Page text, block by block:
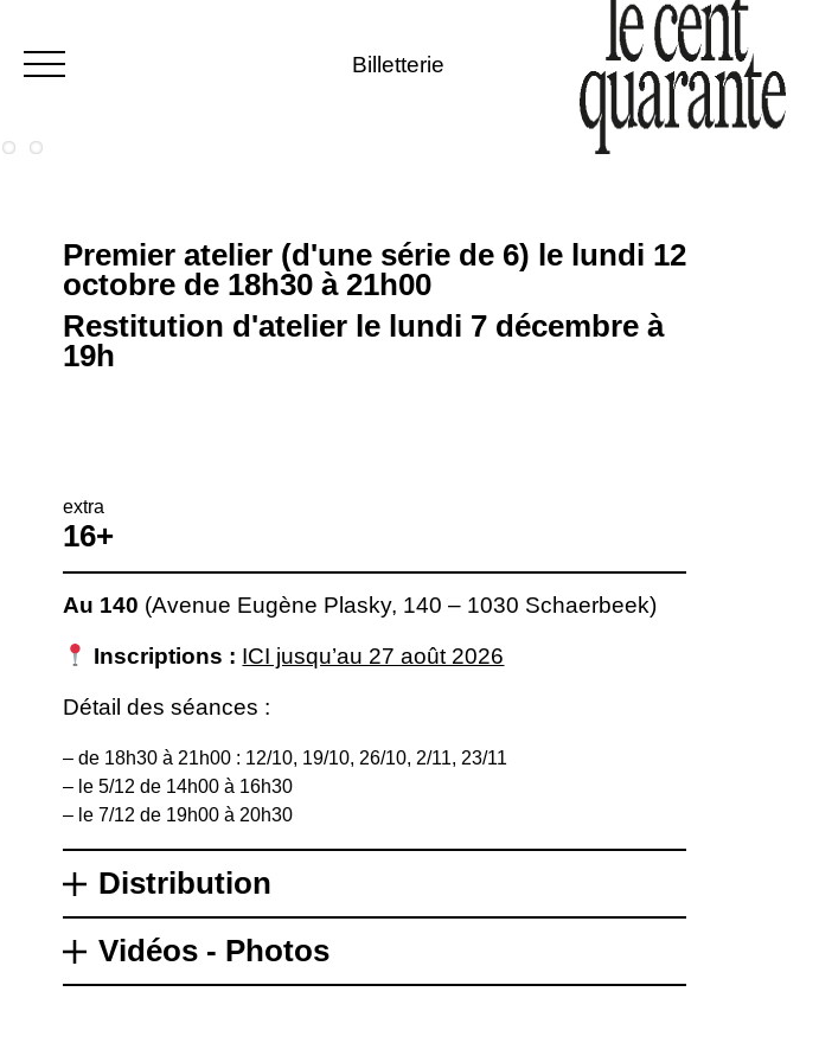
Billetterie
Premier atelier (d'une série de 6) le lundi 12
octobre de 18h30 à 21h00
Restitution d'atelier le lundi 7 décembre à
19h
extra
16+
Au 140 (Avenue Eugène Plasky, 140 – 1030 Schaerbeek)
Inscriptions : ICI jusqu’au 27 août 2026
Détail des séances :
– de 18h30 à 21h00 : 12/10, 19/10, 26/10, 2/11, 23/11
– le 5/12 de 14h00 à 16h30
– le 7/12 de 19h00 à 20h30
Distribution
Vidéos - Photos